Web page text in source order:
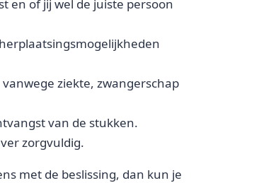
en of jij wel de juiste persoon
ziekte, zwangerschap
van de stukken.
zorgvuldig.
met de beslissing, dan kun je